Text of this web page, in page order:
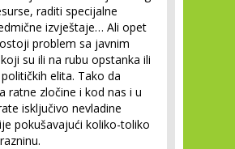
raditi specijalne
izvještaje… Ali opet
problem sa javnim
su ili na rubu opstanka ili
elita. Tako da
ratne zločine i kod nas i u
isključivo nevladine
pokušavajući koliko-toliko